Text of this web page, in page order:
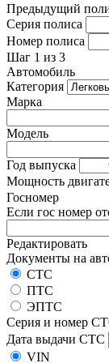
Предыдущий
Серия полиса
Номер полиса
Шаг 1 из 3
Автомобиль
Категория
Марка
Модель
Год выпуска
Мощность
Госномер
Если гос номер
Редактировать
Документы на
СТС
ПТС
ЭПТС
Серия и номер
Дата выдачи СТС
VIN